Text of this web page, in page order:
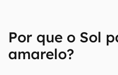
Por que o Sol
amarelo?